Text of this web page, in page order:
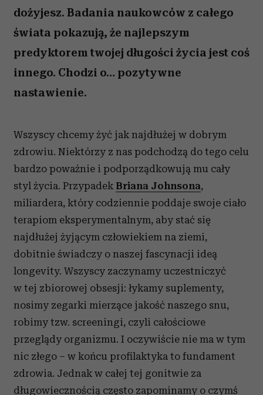
dożyjesz. Badania naukowców z całego
świata pokazują, że najlepszym
predyktorem twojej długości życia jest coś
innego. Chodzi o… pozytywne
nastawienie.
Wszyscy chcemy żyć jak najdłużej w dobrym
zdrowiu. Niektórzy z nas podchodzą do tego celu
bardzo poważnie i podporządkowują mu cały
styl życia. Przypadek Briana Johnsona,
miliardera, który codziennie poddaje swoje ciało
terapiom eksperymentalnym, aby stać się
najdłużej żyjącym człowiekiem na ziemi,
dobitnie świadczy o naszej fascynacji ideą
longevity. Wszyscy zaczynamy uczestniczyć
w tej zbiorowej obsesji: łykamy suplementy,
nosimy zegarki mierzące jakość naszego snu,
robimy tzw. screeningi, czyli całościowe
przeglądy organizmu. I oczywiście nie ma w tym
nic złego – w końcu profilaktyka to fundament
zdrowia. Jednak w całej tej gonitwie za
długowiecznością często zapominamy o czymś